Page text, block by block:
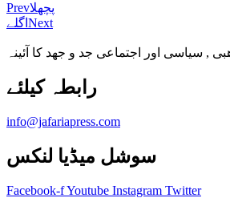
Prevپچھلا
اگلے Next
, سیاسی اور اجتماعی جد و جهد کا آئینہ
info@jafariapress.com​
سوشل میڈیا لنکس
Facebook-fYoutube Instagram Twitter